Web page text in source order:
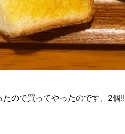
ので買ってやったのです、2個!!